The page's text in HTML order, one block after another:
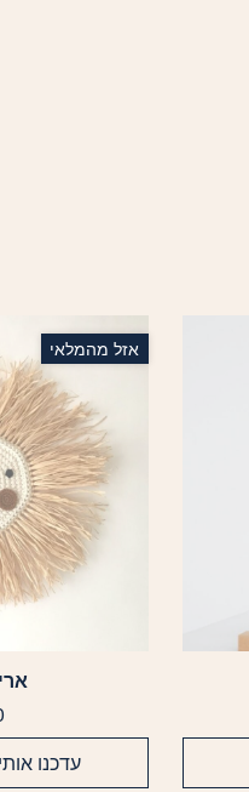
אזל מהמלאי
עדכנו
יש
סוגים.